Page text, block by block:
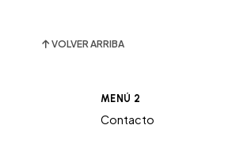
VOLVER ARRIBA
MENÚ 2
Contacto